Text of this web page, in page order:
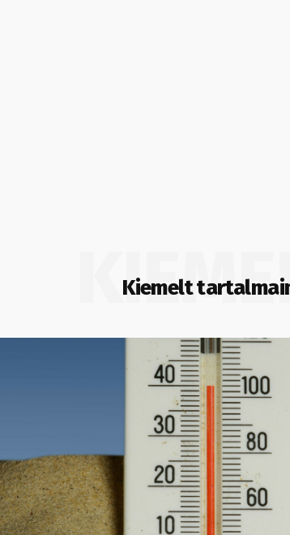
Kiemelt